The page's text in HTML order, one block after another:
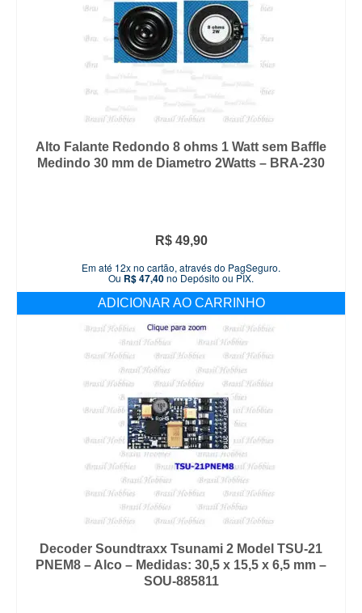
Alto Falante Redondo 8 ohms 1 Watt sem Baffle
Medindo 30 mm de Diametro 2Watts – BRA-230
R$49,90
Em até 12x no cartão, através do PagSeguro.
Ou R$47,40no Depósito ou PIX.
ADICIONAR AO CARRINHO
Decoder Soundtraxx Tsunami 2 Model TSU-21
PNEM8 – Alco – Medidas: 30,5 x 15,5 x 6,5 mm –
SOU-885811